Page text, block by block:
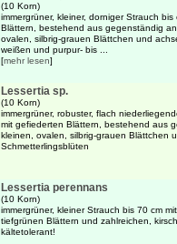
(10 Korn)
immergrüner, kleiner, dorniger Strauch
Blättern, bestehend aus gegenständig
ovalen, silbrig-grauen Blättchen und
weißen und purpur- bis ...
[mehr lesen]
Lessertia sp.
(10 Korn)
immergrüner, robuster, flach
mit gefiederten Blättern, bestehend aus
kleinen, ovalen, silbrig-grauen Blättchen
Schmetterlingsblüten
Lessertia perennans
(10 Korn)
immergrüner, kleiner Strauch bis 70 cm
tiefgrünen Blättern und zahlreichen,
kältetolerant!